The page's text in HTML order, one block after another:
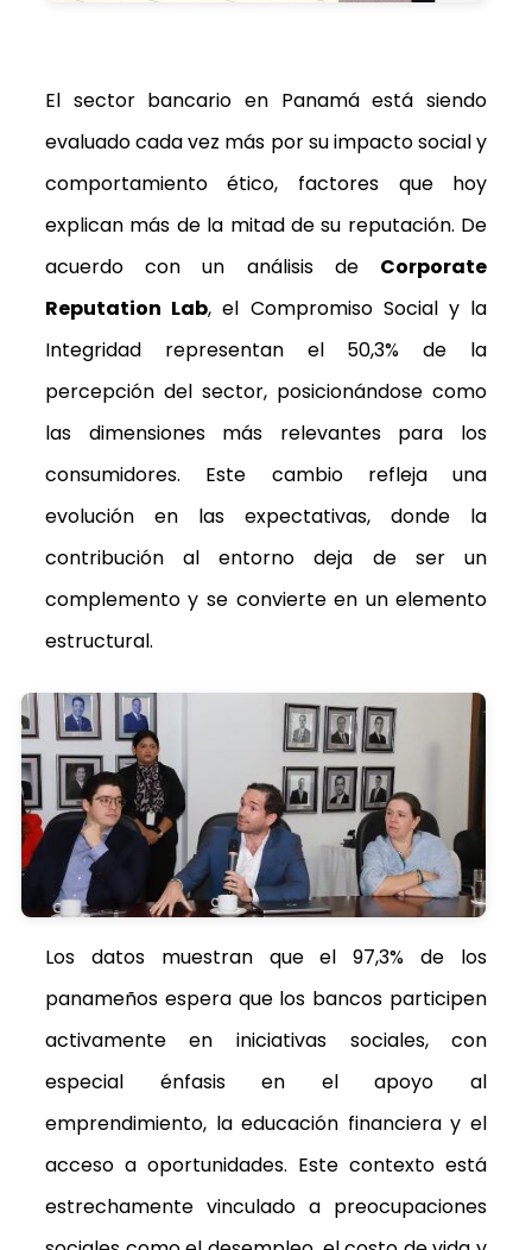
El sector bancario en Panamá está siendo
evaluado cada vez más por su impacto social y
comportamiento ético, factores que hoy
explican más de la mitad de su reputación. De
acuerdo con un análisis de Corporate
Reputation Lab, el Compromiso Social y la
Integridad representan el 50,3% de la
percepción del sector, posicionándose como
las dimensiones más relevantes para los
consumidores. Este cambio refleja una
evolución en las expectativas, donde la
contribución al entorno deja de ser un
complemento y se convierte en un elemento
estructural.
Los datos muestran que el 97,3% de los
panameños espera que los bancos participen
activamente en iniciativas sociales, con
especial énfasis en el apoyo al
emprendimiento, la educación financiera y el
acceso a oportunidades. Este contexto está
estrechamente vinculado a preocupaciones